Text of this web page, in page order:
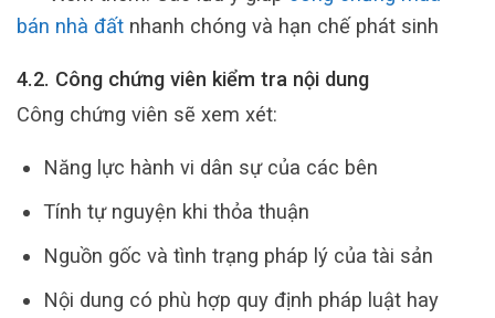
bán nhà đất nhanh chóng và hạn chế phát sinh
4.2. Công chứng viên kiểm tra nội dung
Công chứng viên sẽ xem xét:
Năng lực hành vi dân sự của các bên
Tính tự nguyện khi thỏa thuận
Nguồn gốc và tình trạng pháp lý của tài sản
Nội dung có phù hợp quy định pháp luật hay